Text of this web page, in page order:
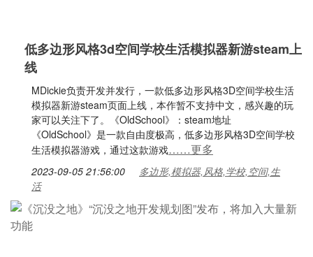
低多边形风格3d空间学校生活模拟器新游steam上
线
MDickie负责开发并发行，一款低多边形风格3D空间学校生活
模拟器新游steam页面上线，本作暂不支持中文，感兴趣的玩
家可以关注下了。《OldSchool》：steam地址
《OldSchool》是一款自由度极高，低多边形风格3D空间学校
生活模拟器游戏，通过这款游戏……更多
2023-09-05 21:56:00
多边形,模拟器,风格,学校,空间,生
活